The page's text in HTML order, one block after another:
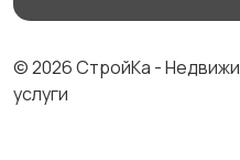
© 2026 СтройКа -
услуги